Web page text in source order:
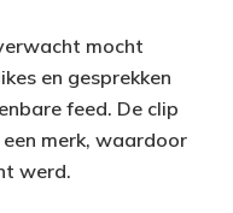
mocht
en gesprekken
feed. De clip
merk, waardoor
werd.